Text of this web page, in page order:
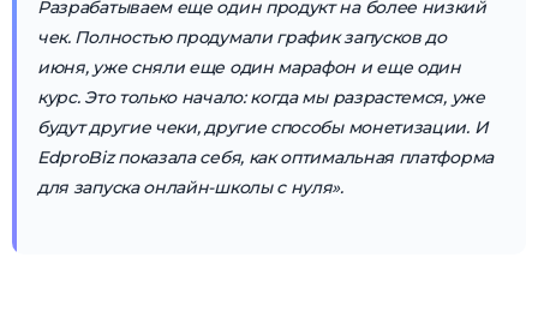
Разрабатываем еще один продукт на более низкий
чек. Полностью продумали график запусков до
июня, уже сняли еще один марафон и еще один
курс. Это только начало: когда мы разрастемся, уже
будут другие чеки, другие способы монетизации. И
EdproBiz показала себя, как оптимальная платформа
для запуска онлайн-школы с нуля».